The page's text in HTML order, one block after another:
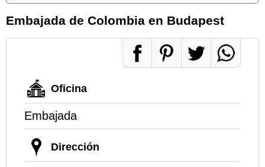
Embajada de Colombia en Budapest
Oficina
Embajada
Dirección